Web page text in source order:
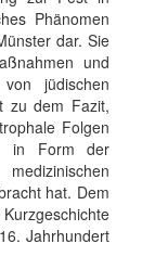
Phänomen
dar. Sie
und
jüdischen
zu dem Fazit,
Folgen
in Form der
hat. Dem
Jahrhundert